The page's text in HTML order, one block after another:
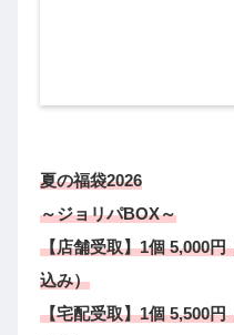
夏の福袋2026
～ジョリパBOX～
【店舗受取】1個 5,000円
込み）
【宅配受取】1個 5,500円